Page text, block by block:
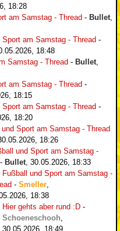
18:28
am Samstag - Thread - Bullet
Sport am Samstag - Thread -
18:48
Samstag - Thread - Bullet
am Samstag - Thread -
18:15
Sport am Samstag - Thread -
18:20
und Sport am Samstag - Thread
18:26
und Sport am Samstag -
- Bullet 30.05.2026, 18:33
Fußball und Sport am Samstag -
- Smeller
18:38
Hier gehts aber rund :D -
Schoeneschooh
30.05.2026, 18:49